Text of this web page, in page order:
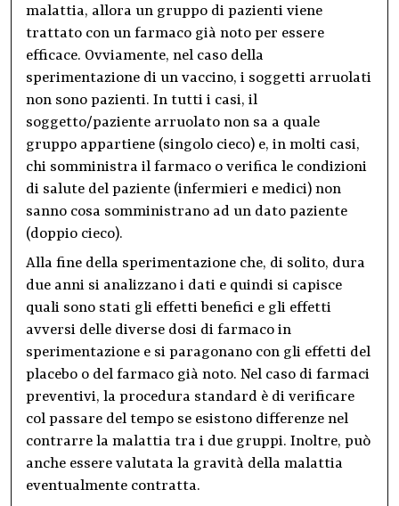
malattia, allora un gruppo di pazienti viene
trattato con un farmaco già noto per essere
efficace. Ovviamente, nel caso della
sperimentazione di un vaccino, i soggetti arruolati
non sono pazienti. In tutti i casi, il
soggetto/paziente arruolato non sa a quale
gruppo appartiene (singolo cieco) e, in molti casi,
chi somministra il farmaco o verifica le condizioni
di salute del paziente (infermieri e medici) non
sanno cosa somministrano ad un dato paziente
(doppio cieco).
Alla fine della sperimentazione che, di solito, dura
due anni si analizzano i dati e quindi si capisce
quali sono stati gli effetti benefici e gli effetti
avversi delle diverse dosi di farmaco in
sperimentazione e si paragonano con gli effetti del
placebo o del farmaco già noto. Nel caso di farmaci
preventivi, la procedura standard è di verificare
col passare del tempo se esistono differenze nel
contrarre la malattia tra i due gruppi. Inoltre, può
anche essere valutata la gravità della malattia
eventualmente contratta.